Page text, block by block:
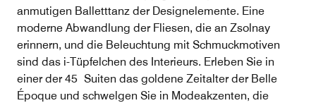
anmutigen Balletttanz der Designelemente. Eine
moderne Abwandlung der Fliesen, die an Zsolnay
erinnern, und die Beleuchtung mit Schmuckmotiven
sind das i-Tüpfelchen des Interieurs. Erleben Sie in
einer der 45 Suiten das goldene Zeitalter der Belle
Époque und schwelgen Sie in Modeakzenten, die